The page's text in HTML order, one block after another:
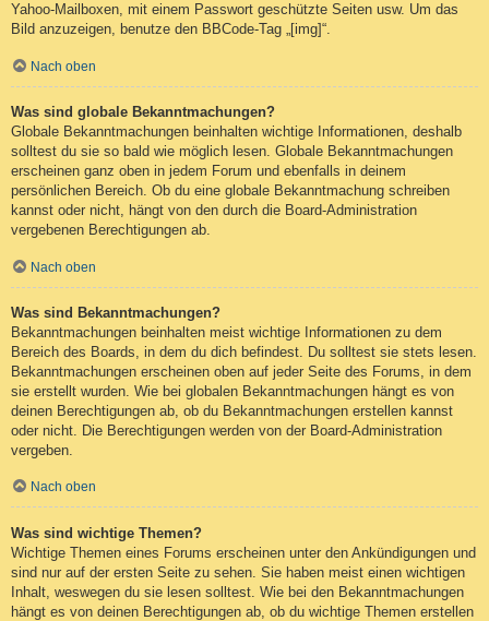
Yahoo-Mailboxen, mit einem Passwort geschützte Seiten usw. Um das
Bild anzuzeigen, benutze den BBCode-Tag „[img]“.
Nach oben
Was sind globale Bekanntmachungen?
Globale Bekanntmachungen beinhalten wichtige Informationen, deshalb
solltest du sie so bald wie möglich lesen. Globale Bekanntmachungen
erscheinen ganz oben in jedem Forum und ebenfalls in deinem
persönlichen Bereich. Ob du eine globale Bekanntmachung schreiben
kannst oder nicht, hängt von den durch die Board-Administration
vergebenen Berechtigungen ab.
Nach oben
Was sind Bekanntmachungen?
Bekanntmachungen beinhalten meist wichtige Informationen zu dem
Bereich des Boards, in dem du dich befindest. Du solltest sie stets lesen.
Bekanntmachungen erscheinen oben auf jeder Seite des Forums, in dem
sie erstellt wurden. Wie bei globalen Bekanntmachungen hängt es von
deinen Berechtigungen ab, ob du Bekanntmachungen erstellen kannst
oder nicht. Die Berechtigungen werden von der Board-Administration
vergeben.
Nach oben
Was sind wichtige Themen?
Wichtige Themen eines Forums erscheinen unter den Ankündigungen und
sind nur auf der ersten Seite zu sehen. Sie haben meist einen wichtigen
Inhalt, weswegen du sie lesen solltest. Wie bei den Bekanntmachungen
hängt es von deinen Berechtigungen ab, ob du wichtige Themen erstellen